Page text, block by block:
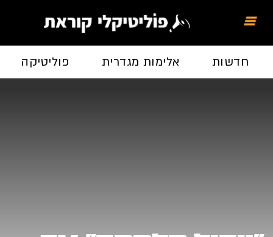
חדשות אלימות מגדרית פוליטיקה